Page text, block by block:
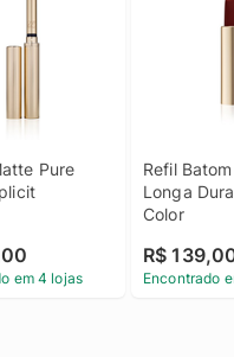
Pure
em 4 lojas
Refil
Longa
Color
R$
Encontrado